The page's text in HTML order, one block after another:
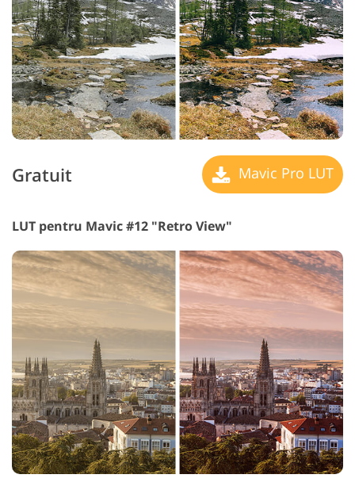
Gratuit Mavic Pro LUT
LUT pentru Mavic #12 "Retro View"